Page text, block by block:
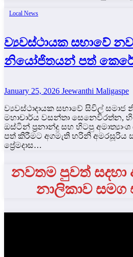
Local News
ව්‍යවස්ථායක සභාවේ
නියෝජිතයන් පත්
January 25, 2026 Jeewanthi Maligaspe
ව්‍යවස්ථාදායක සභාවේ සිවිල්
මහාචාර්ය වසන්තා සෙනෙවිරත්න,
ඔස්ටින් ප්‍රනාන්දු සහ හිටපු
පත් කිරීමට අගමැති හරිනි අමරසූරිය
ප්‍රේමදාස…
නවතම පුවත් සදහා
නාලිකාව